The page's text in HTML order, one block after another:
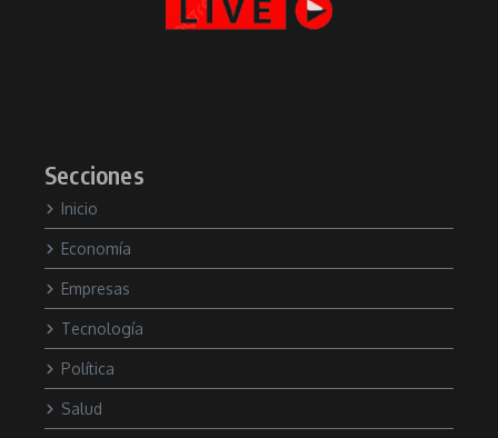
Secciones
Inicio
Economía
Empresas
Tecnología
Política
Salud